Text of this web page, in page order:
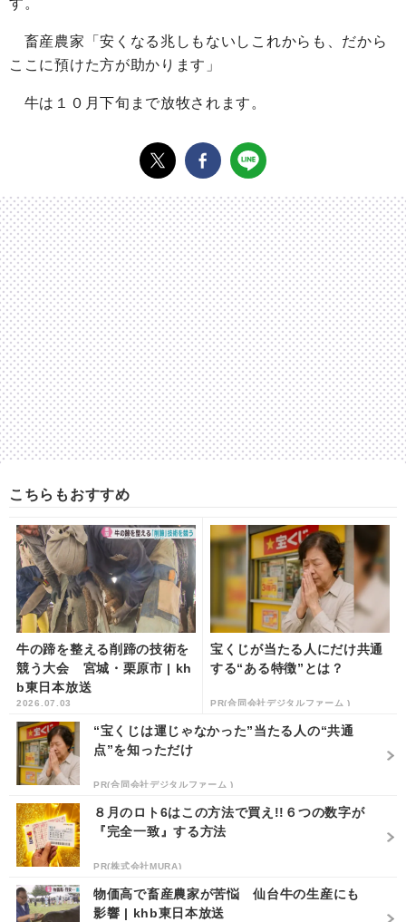
す。
畜産農家「安くなる兆しもないしこれからも、だから
ここに預けた方が助かります」
牛は１０月下旬まで放牧されます。
こちらもおすすめ
牛の蹄を整える削蹄の技術を
競う大会 宮城・栗原市 | kh
b東日本放送
2026.07.03
宝くじが当たる人にだけ共通
する“ある特徴”とは？
PR(合同会社デジタルファーム )
“宝くじは運じゃなかった”当たる人の“共通
点”を知っただけ
PR(合同会社デジタルファーム )
８月のロト6はこの方法で買え!!６つの数字が
『完全一致』する方法
PR(株式会社MURA)
物価高で畜産農家が苦悩 仙台牛の生産にも
影響 | khb東日本放送